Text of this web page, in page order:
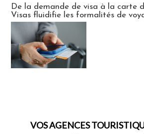
De la demande de visa à la carte
Visas fluidifie les formalités de
VOS AGENCES